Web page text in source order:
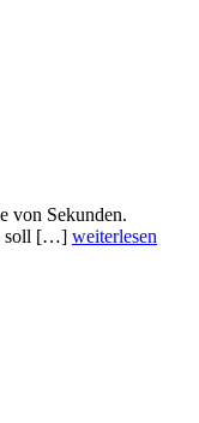
von Sekunden.
soll […] weiterlesen